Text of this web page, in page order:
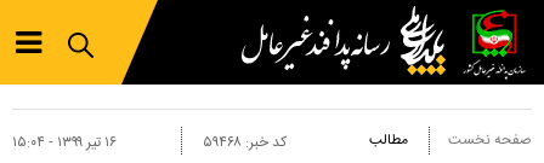
صفحه نخست مطالب ۱۶ تير ۱۳۹۹ - ۱۵:۰۴ کد خبر: ۵۹۴۶۸